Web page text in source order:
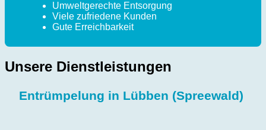
Umweltgerechte Entsorgung
Viele zufriedene Kunden
Gute Erreichbarkeit
Unsere Dienstleistungen
Entrümpelung in Lübben (Spreewald)